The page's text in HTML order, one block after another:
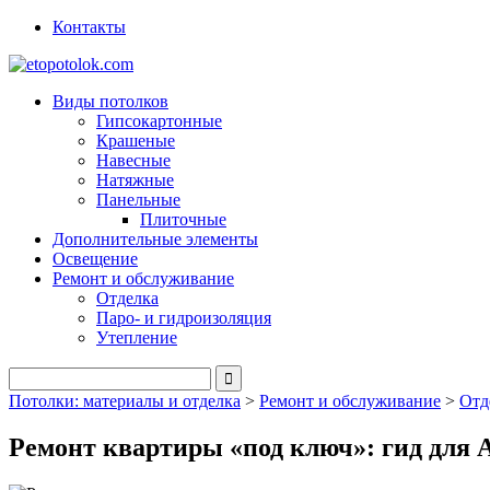
Контакты
Виды потолков
Гипсокартонные
Крашеные
Навесные
Натяжные
Панельные
Плиточные
Дополнительные элементы
Освещение
Ремонт и обслуживание
Отделка
Паро- и гидроизоляция
Утепление
Потолки: материалы и отделка > Ремонт и обслуживание >
Ремонт квартиры «под ключ»: гид для